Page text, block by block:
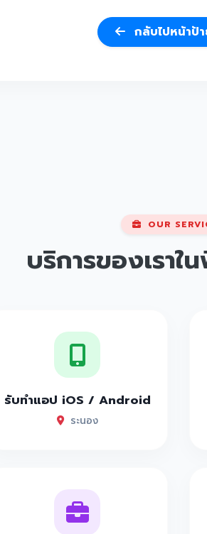
กลับไปหน้าป้
OUR
บริการของเราใ
รับทำแอป iOS / Android
ระนอง